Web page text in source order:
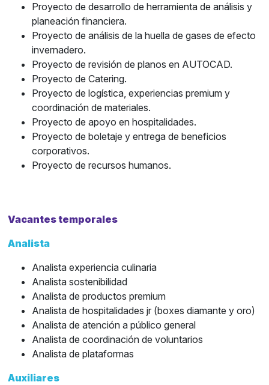
Proyecto de desarrollo de herramienta de análisis y
planeación financiera.
Proyecto de análisis de la huella de gases de efecto
invernadero.
Proyecto de revisión de planos en AUTOCAD.
Proyecto de Catering.
Proyecto de logística, experiencias premium y
coordinación de materiales.
Proyecto de apoyo en hospitalidades.
Proyecto de boletaje y entrega de beneficios
corporativos.
Proyecto de recursos humanos.
Vacantes temporales
Analista
Analista experiencia culinaria
Analista sostenibilidad
Analista de productos premium
Analista de hospitalidades jr (boxes diamante y oro)
Analista de atención a público general
Analista de coordinación de voluntarios
Analista de plataformas
Auxiliares